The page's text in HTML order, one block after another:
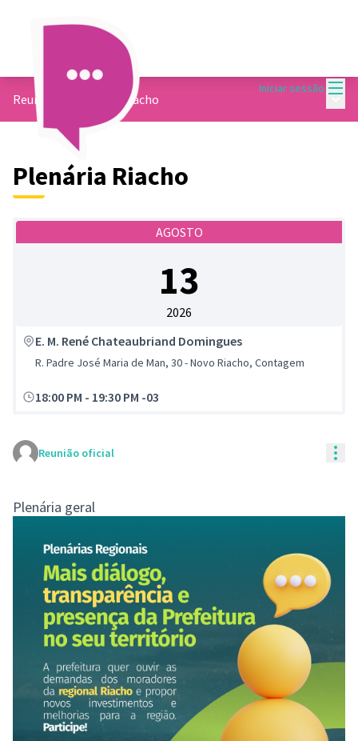
Iniciar sessão
Reuniões Plenária Riacho
Plenária Riacho
AGOSTO
13
2026
E. M. René Chateaubriand Domingues
R. Padre José Maria de Man, 30 - Novo Riacho, Contagem
18:00 PM - 19:30 PM -03
Reunião oficial
Plenária geral